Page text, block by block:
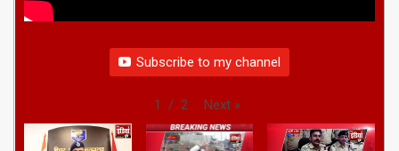
Subscribe to my channel
1 / 2 Next »